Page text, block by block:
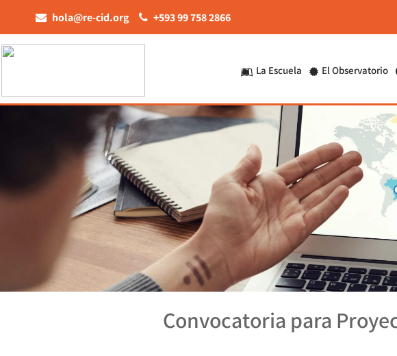
hola@re-cid.org +593 99 758 2866
La Escuela El Observatorio
Convocatoria para